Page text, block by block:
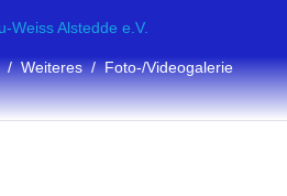
Weiteres Foto-/Videogalerie